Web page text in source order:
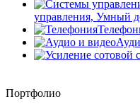
управления, Умный
Портфолио